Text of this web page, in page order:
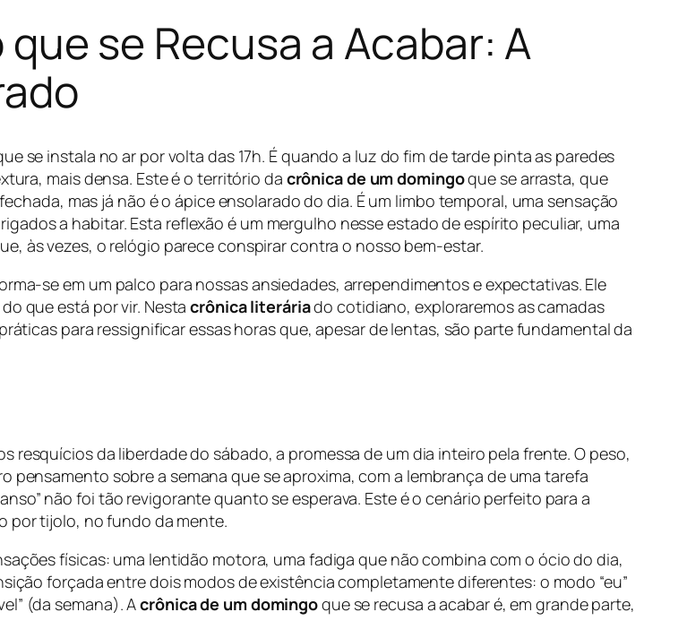
se Recusa a Acabar: A
se instala no ar por volta das 17h. É quando a luz do fim de tarde pinta as paredes
mais densa. Este é o território da crônica de um domingoque se arrasta, que
mas já não é o ápice ensolarado do dia. É um limbo temporal, uma sensação
a habitar. Esta reflexão é um mergulho nesse estado de espírito peculiar, uma
às vezes, o relógio parece conspirar contra o nosso bem-estar.
se em um palco para nossas ansiedades, arrependimentos e expectativas. Ele
que está por vir. Nestacrônica literáriado cotidiano, exploraremos as camadas
para ressignificar essas horas que, apesar de lentas, são parte fundamental da
resquícios da liberdade do sábado, a promessa de um dia inteiro pela frente. O peso,
sobre a semana que se aproxima, com a lembrança de uma tarefa
não foi tão revigorante quanto se esperava. Este é o cenário perfeito para a
por tijolo, no fundo da mente.
físicas: uma lentidão motora, uma fadiga que não combina com o ócio do dia,
forçada entre dois modos de existência completamente diferentes: o modo “eu”
(da semana). Acrônica de um domingoque se recusa a acabar é, em grande parte,